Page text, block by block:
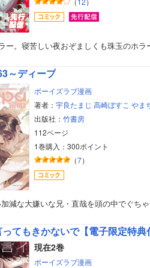
ー。寝苦しい夜おぞましくも珠玉の
～ディープ
ボーイズラブ漫画
著者： 宇良たまじ 高崎ぼすこ やま
出版社： 竹書房
112ページ
1巻購入：300ポイント
（7）
減な大嫌いな兄・直哉を頭の中でぐち
てもきかないで【電子限定特典
現在2巻
ボーイズラブ漫画